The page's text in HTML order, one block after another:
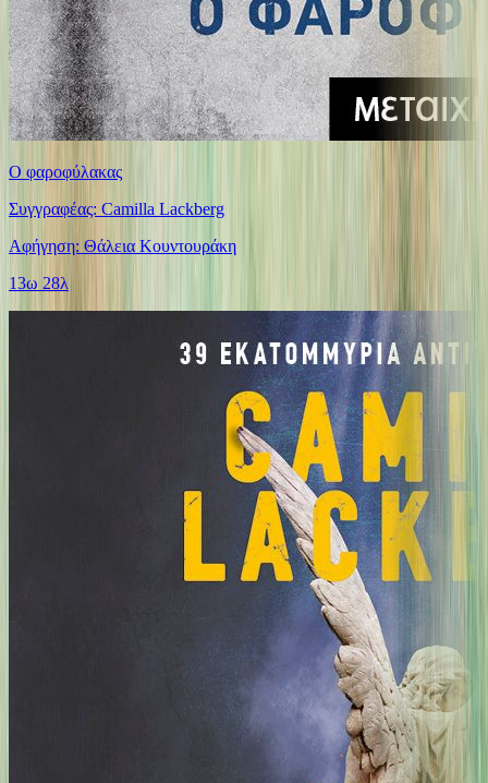
Ο φαροφύλακας
Συγγραφέας: Camilla Lackberg
Αφήγηση: Θάλεια Κουντουράκη
13ω 28λ